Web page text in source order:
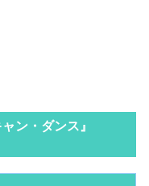
ン・ダンス』